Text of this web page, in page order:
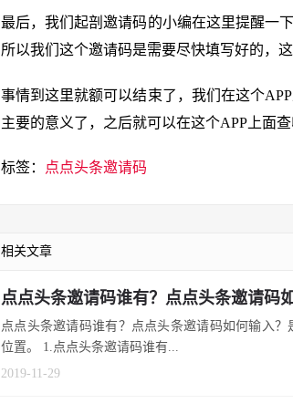
最后，我们起剖邀请码的小编在这里提醒一
所以我们这个邀请码是需要尽快填写好的，这
事情到这里就额可以结束了，我们在这个
主要的意义了，之后就可以在这个APP上面
标签： 点点头条邀请码
相关文章
点点头条邀请码谁有？点点头条邀请码
点点头条邀请码谁有？点点头条邀请码如何输入？
位置。 1.点点头条邀请码谁有...
2019-11-29